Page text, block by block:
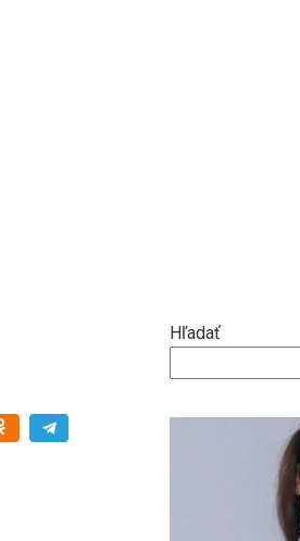
Hľadať